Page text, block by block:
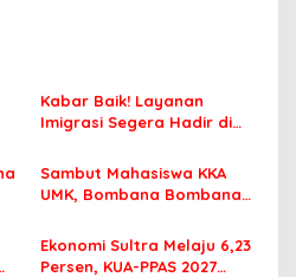
Kabar Baik! Layanan
Imigrasi Segera Hadir di
Perlu Lagi ke Kendari
Sambut Mahasiswa KKA
UMK, Bombana Bombana
Sasaran
Ekonomi Sultra Melaju 6,23
Persen, KUA-PPAS 2027